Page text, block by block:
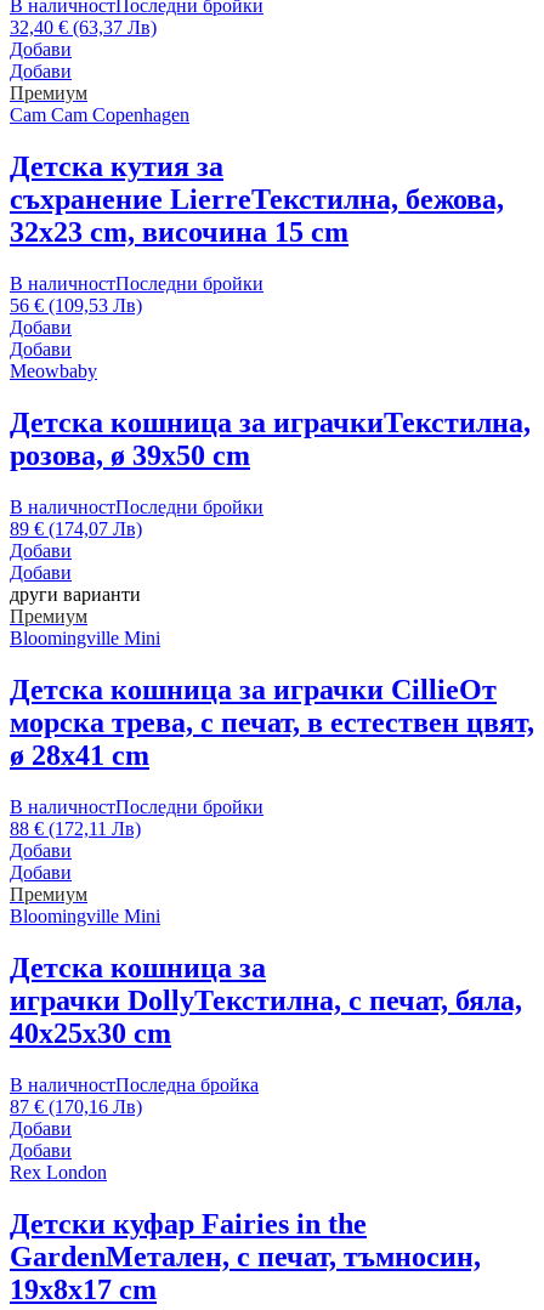
В наличностПоследни бройки
32,40 € (63,37 Лв)
Добави
Добави
Премиум
Cam Cam Copenhagen
Детска кутия за
съхранение LierreТекстилна, бежова,
32x23 cm, височина 15 cm
В наличностПоследни бройки
56 € (109,53 Лв)
Добави
Добави
Meowbaby
Детска кошница за играчкиТекстилна,
розова, ø 39x50 cm
В наличностПоследни бройки
89 € (174,07 Лв)
Добави
Добави
други варианти
Премиум
Bloomingville Mini
Детска кошница за играчки CillieОт
морска трева, с печат, в естествен цвят,
ø 28x41 cm
В наличностПоследни бройки
88 € (172,11 Лв)
Добави
Добави
Премиум
Bloomingville Mini
Детска кошница за
играчки DollyТекстилна, с печат, бяла,
40x25x30 cm
В наличностПоследна бройка
87 € (170,16 Лв)
Добави
Добави
Rex London
Детски куфар Fairies in the
GardenМетален, с печат, тъмносин,
19x8x17 cm